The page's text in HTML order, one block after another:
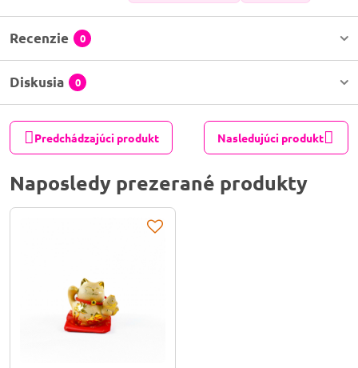
Recenzie 0
Diskusia 0
Predchádzajúci produkt Nasledujúci produkt
Naposledy prezerané produkty